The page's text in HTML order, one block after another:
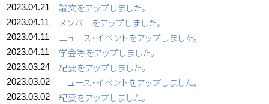
2023.04.21 論文をアップしました。
2023.04.11 メンバーをアップしました。
2023.04.11 ニュース・イベントをアップしました。
2023.04.11 学会等をアップしました。
2023.03.24 紀要をアップしました。
2023.03.02 ニュース・イベントをアップしました。
2023.03.02 紀要をアップしました。